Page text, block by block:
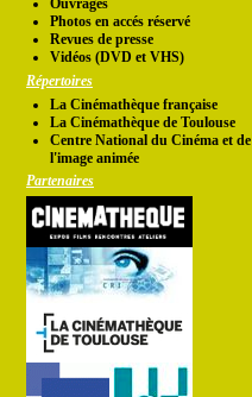
Ouvrages
Photos en accés réservé
Revues de presse
Vidéos (DVD et VHS)
Répertoires
La Cinémathèque française
La Cinémathèque de Toulouse
Centre National du Cinéma et de
l'image animée
Partenaires